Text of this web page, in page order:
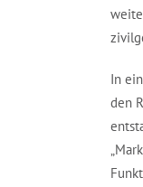
In
den